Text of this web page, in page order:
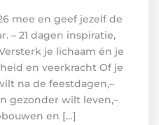
mee en geef jezelf de
– 21 dagen inspiratie,
je lichaam én je
en veerkracht Of je
na de feestdagen,–
gezonder wilt leven,–
en […]